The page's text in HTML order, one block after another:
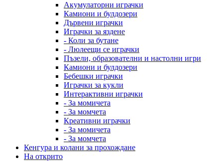
Акумулаторни играчки
Камиони и булдозери
Дървени играчки
Играчки за яздене
- Коли за бутане
- Люлеещи се играчки
Пъзели, образователни и настолни игри
Камиони и булдозери
Бебешки играчки
Играчки за кукли
Интерактивни играчки
- За момичета
- За момчета
Креативни играчки
- За момичета
- За момчета
Кенгура и колани за прохождане
На открито